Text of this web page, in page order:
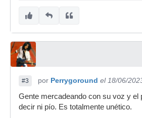
#3 por Perrygoround el 18/06/
Gente mercadeando con su voz y el
decir ni pío. Es totalmente unético.